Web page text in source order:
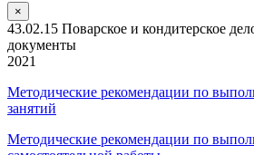
×
43.02.15 Поварское и кондитерское
документы
2021
Методические рекомендации по
занятий
Методические рекомендации по